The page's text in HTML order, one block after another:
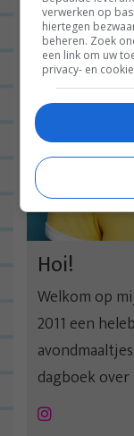
Hoi!
Welkom op
2011 een
dagboek
Instagram
verwerken op
hiertegen
beheren. Zoek
een link om uw
privacy- en